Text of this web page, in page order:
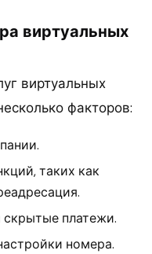
виртуальных
виртуальных
факторов:
таких как
скрытые платежи.
номера.